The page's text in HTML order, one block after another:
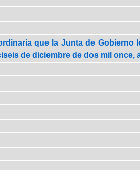
que la Junta de Gobierno
de diciembre de dos mil once,